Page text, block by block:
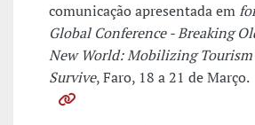
comunicação apresentada em
Global Conference - Breaking
New World: Mobilizing
Survive, Faro, 18 a 21 de Março.